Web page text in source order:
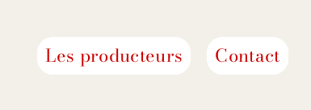
Les producteurs Contact